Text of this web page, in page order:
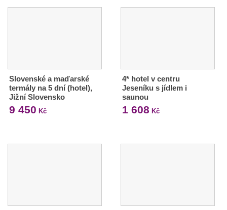
Slovenské a maďarské
termály na 5 dní (hotel),
Jižní Slovensko
9 450 Kč
4* hotel v centru
Jeseníku s jídlem i
saunou
1 608 Kč